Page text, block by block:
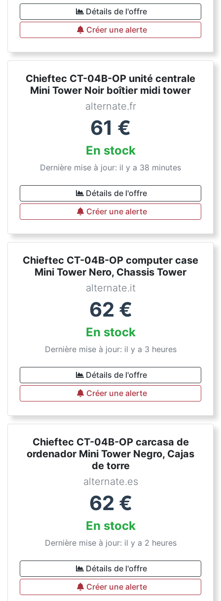
Détails de l'offre
Créer une alerte
Chieftec CT-04B-OP unité centrale
Mini Tower Noir boîtier midi tower
alternate.fr
61 €
En stock
Dernière mise à jour: il y a 38 minutes
Détails de l'offre
Créer une alerte
Chieftec CT-04B-OP computer case
Mini Tower Nero, Chassis Tower
alternate.it
62 €
En stock
Dernière mise à jour: il y a 3 heures
Détails de l'offre
Créer une alerte
Chieftec CT-04B-OP carcasa de
ordenador Mini Tower Negro, Cajas
de torre
alternate.es
62 €
En stock
Dernière mise à jour: il y a 2 heures
Détails de l'offre
Créer une alerte